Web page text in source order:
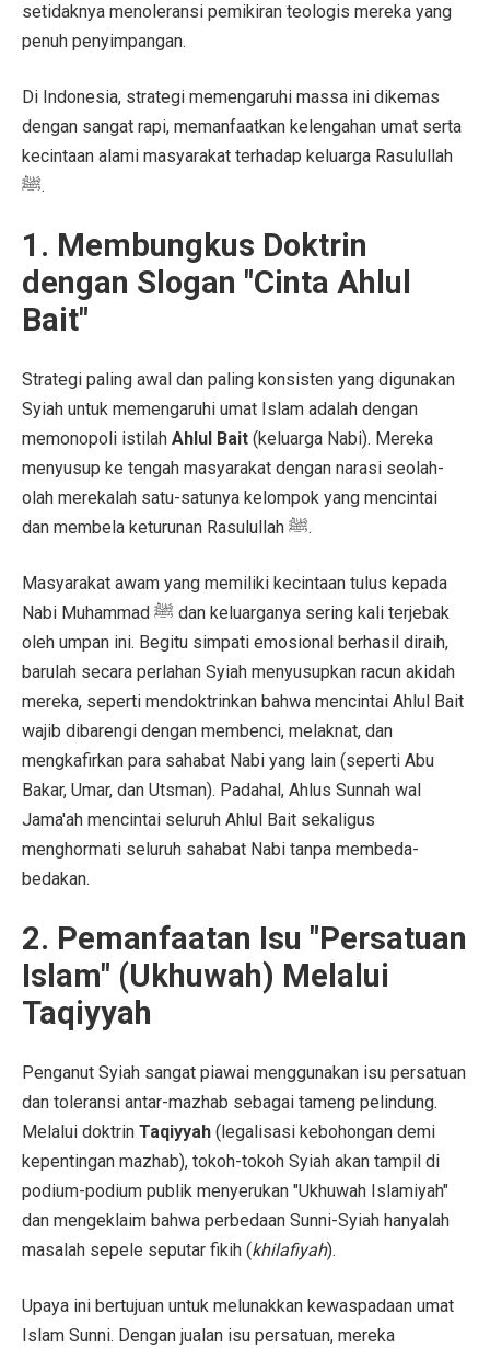
setidaknya menoleransi pemikiran teologis mereka yang
penuh penyimpangan.
Di Indonesia, strategi memengaruhi massa ini dikemas
dengan sangat rapi, memanfaatkan kelengahan umat serta
kecintaan alami masyarakat terhadap keluarga Rasulullah
ﷺ.
1. Membungkus Doktrin
dengan Slogan "Cinta Ahlul
Bait"
Strategi paling awal dan paling konsisten yang digunakan
Syiah untuk memengaruhi umat Islam adalah dengan
memonopoli istilah Ahlul Bait (keluarga Nabi). Mereka
menyusup ke tengah masyarakat dengan narasi seolah-
olah merekalah satu-satunya kelompok yang mencintai
dan membela keturunan Rasulullah ﷺ.
Masyarakat awam yang memiliki kecintaan tulus kepada
Nabi Muhammad ﷺ dan keluarganya sering kali terjebak
oleh umpan ini. Begitu simpati emosional berhasil diraih,
barulah secara perlahan Syiah menyusupkan racun akidah
mereka, seperti mendoktrinkan bahwa mencintai Ahlul Bait
wajib dibarengi dengan membenci, melaknat, dan
mengkafirkan para sahabat Nabi yang lain (seperti Abu
Bakar, Umar, dan Utsman). Padahal, Ahlus Sunnah wal
Jama'ah mencintai seluruh Ahlul Bait sekaligus
menghormati seluruh sahabat Nabi tanpa membeda-
bedakan.
2. Pemanfaatan Isu "Persatuan
Islam" (Ukhuwah) Melalui
Taqiyyah
Penganut Syiah sangat piawai menggunakan isu persatuan
dan toleransi antar-mazhab sebagai tameng pelindung.
Melalui doktrin Taqiyyah (legalisasi kebohongan demi
kepentingan mazhab), tokoh-tokoh Syiah akan tampil di
podium-podium publik menyerukan "Ukhuwah Islamiyah"
dan mengeklaim bahwa perbedaan Sunni-Syiah hanyalah
masalah sepele seputar fikih (khilafiyah).
Upaya ini bertujuan untuk melunakkan kewaspadaan umat
Islam Sunni. Dengan jualan isu persatuan, mereka